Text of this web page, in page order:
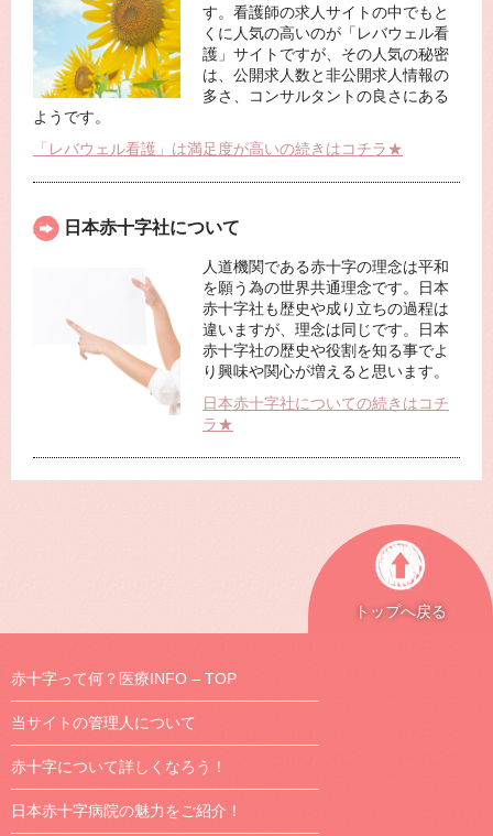
す。看護師の求人サイトの中でもと
くに人気の高いのが「レバウェル看
護」サイトですが、その人気の秘密
は、公開求人数と非公開求人情報の
多さ、コンサルタントの良さにある
ようです。
「レバウェル看護」は満足度が高いの続きはコチラ★
日本赤十字社について
人道機関である赤十字の理念は平和
を願う為の世界共通理念です。日本
赤十字社も歴史や成り立ちの過程は
違いますが、理念は同じです。日本
赤十字社の歴史や役割を知る事でよ
り興味や関心が増えると思います。
日本赤十字社についての続きはコチ
ラ★
トップへ戻る
赤十字って何？医療INFO – TOP
当サイトの管理人について
赤十字について詳しくなろう！
日本赤十字病院の魅力をご紹介！